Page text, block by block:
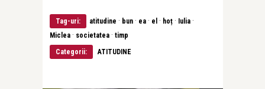
Tag-uri: atitudine · bun · ea · el · hoț · Iulia ·
Miclea · societatea · timp
Categorii:
ATITUDINE